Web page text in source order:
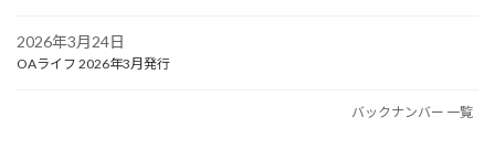
2026年3月24日
OAライフ 2026年3月発行
バックナンバー 一覧